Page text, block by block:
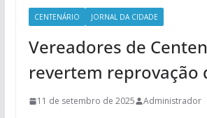
CENTENÁRIO JORNAL DA CIDADE
Vereadores de
revertem reprovação
11 de setembro de 2025 Administrador